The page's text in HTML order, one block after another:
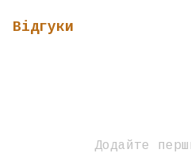
Відгуки
Додайте